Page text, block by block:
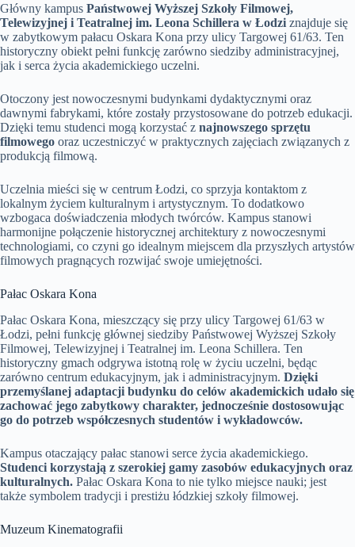
Główny kampus Państwowej Wyższej Szkoły Filmowej,
Telewizyjnej i Teatralnej im. Leona Schillera w Łodzi znajduje się
w zabytkowym pałacu Oskara Kona przy ulicy Targowej 61/63. Ten
historyczny obiekt pełni funkcję zarówno siedziby administracyjnej,
jak i serca życia akademickiego uczelni.
Otoczony jest nowoczesnymi budynkami dydaktycznymi oraz
dawnymi fabrykami, które zostały przystosowane do potrzeb edukacji.
Dzięki temu studenci mogą korzystać z najnowszego sprzętu
filmowego oraz uczestniczyć w praktycznych zajęciach związanych z
produkcją filmową.
Uczelnia mieści się w centrum Łodzi, co sprzyja kontaktom z
lokalnym życiem kulturalnym i artystycznym. To dodatkowo
wzbogaca doświadczenia młodych twórców. Kampus stanowi
harmonijne połączenie historycznej architektury z nowoczesnymi
technologiami, co czyni go idealnym miejscem dla przyszłych artystów
filmowych pragnących rozwijać swoje umiejętności.
Pałac Oskara Kona
Pałac Oskara Kona, mieszczący się przy ulicy Targowej 61/63 w
Łodzi, pełni funkcję głównej siedziby Państwowej Wyższej Szkoły
Filmowej, Telewizyjnej i Teatralnej im. Leona Schillera. Ten
historyczny gmach odgrywa istotną rolę w życiu uczelni, będąc
zarówno centrum edukacyjnym, jak i administracyjnym. Dzięki
przemyślanej adaptacji budynku do celów akademickich udało się
zachować jego zabytkowy charakter, jednocześnie dostosowując
go do potrzeb współczesnych studentów i wykładowców.
Kampus otaczający pałac stanowi serce życia akademickiego.
Studenci korzystają z szerokiej gamy zasobów edukacyjnych oraz
kulturalnych. Pałac Oskara Kona to nie tylko miejsce nauki; jest
także symbolem tradycji i prestiżu łódzkiej szkoły filmowej.
Muzeum Kinematografii